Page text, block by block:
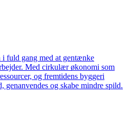
fuld gang med at gentænke
Med cirkulær økonomi som
og fremtidens byggeri
genanvendes og skabe mindre spild.